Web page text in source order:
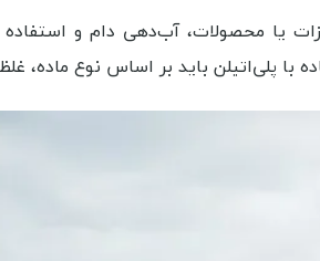
محصولات، آب‌دهی دام و استفاده در
با پلی‌اتیلن باید بر اساس نوع ماده،